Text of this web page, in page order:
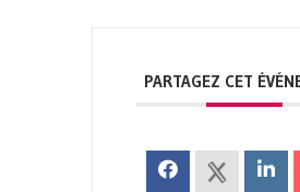
PARTAGEZ CET